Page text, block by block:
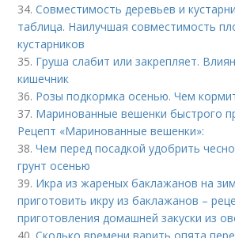
34.Совместимость деревьев и
таблица. Наилучшая совместимость
кустарников
35. Груша слабит или закрепляет.
кишечник
36. Розы подкормка осенью. Чем
37. Маринованные вешенки быстрого
Рецепт «Маринованные вешенки»:
38.Чем перед посадкой удобрить
грунт осенью
39. Икра из жареных баклажанов на
приготовить икру из баклажанов –
приготовления домашней закуски из